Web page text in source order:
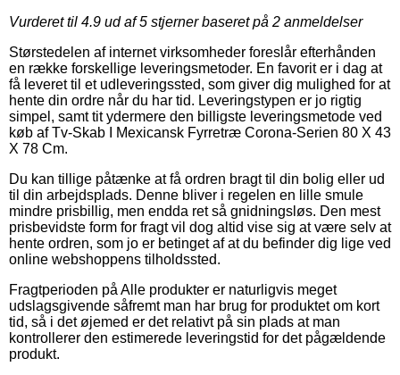
Vurderet til 4.9 ud af 5 stjerner baseret på 2 anmeldelser
Størstedelen af internet virksomheder foreslår efterhånden
en række forskellige leveringsmetoder. En favorit er i dag at
få leveret til et udleveringssted, som giver dig mulighed for at
hente din ordre når du har tid. Leveringstypen er jo rigtig
simpel, samt tit ydermere den billigste leveringsmetode ved
køb af Tv-Skab I Mexicansk Fyrretræ Corona-Serien 80 X 43
X 78 Cm.
Du kan tillige påtænke at få ordren bragt til din bolig eller ud
til din arbejdsplads. Denne bliver i regelen en lille smule
mindre prisbillig, men endda ret så gnidningsløs. Den mest
prisbevidste form for fragt vil dog altid vise sig at være selv at
hente ordren, som jo er betinget af at du befinder dig lige ved
online webshoppens tilholdssted.
Fragtperioden på Alle produkter er naturligvis meget
udslagsgivende såfremt man har brug for produktet om kort
tid, så i det øjemed er det relativt på sin plads at man
kontrollerer den estimerede leveringstid for det pågældende
produkt.